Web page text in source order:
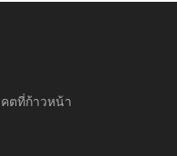
ตที่ก้าวหน้า